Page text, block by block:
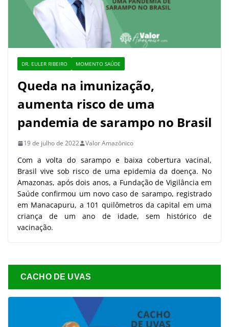
DR. EULER RIBEIRO MOMENTO SAÚDE
Queda na imunização,
aumenta risco de uma
pandemia de sarampo no Brasil
19 de julho de 2022 Valor Amazônico
Com a volta do sarampo e baixa cobertura vacinal,
Brasil vive sob risco de uma epidemia da doença. No
Amazonas, após dois anos, a Fundação de Vigilância em
Saúde confirmou um novo caso de sarampo, registrado
em Manacapuru, a 101 quilômetros da capital em uma
criança de um ano de idade, sem histórico de
vacinação.
CACHO DE UVAS